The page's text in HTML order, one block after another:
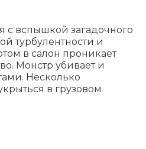
с вспышкой загадочного
турбулентности и
в салон проникает
Монстр убивает и
Несколько
в грузовом